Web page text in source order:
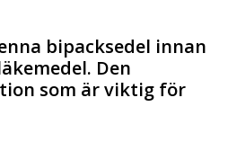
bipacksedel innan
Den
som är viktig för